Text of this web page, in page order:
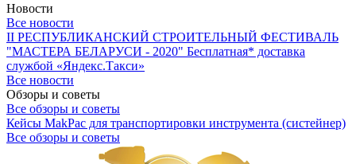
Новости
Все новости
II РЕСПУБЛИКАНСКИЙ СТРОИТЕЛЬНЫЙ ФЕСТИВАЛЬ
"МАСТЕРА БЕЛАРУСИ - 2020" Бесплатная* доставка
службой «Яндекс.Такси»
Все новости
Обзоры и советы
Все обзоры и советы
Кейсы MakPac для транспортировки инструмента (систейнер)
Все обзоры и советы